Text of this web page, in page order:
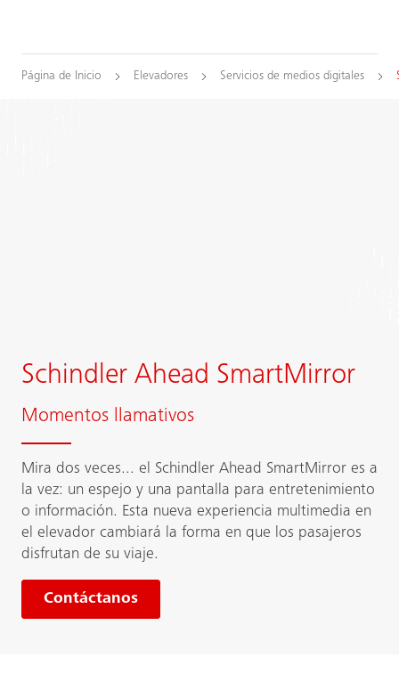
Página de Inicio Elevadores Servicios de medios digitales
Schindler Ahead SmartMirror
Momentos llamativos
Mira dos veces... el Schindler Ahead SmartMirror es a
la vez: un espejo y una pantalla para entretenimiento
o información. Esta nueva experiencia multimedia en
el elevador cambiará la forma en que los pasajeros
disfrutan de su viaje.
Contáctanos